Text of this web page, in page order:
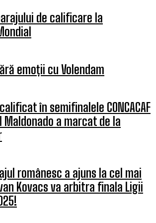
de calificare la
emoții cu Volendam
în semifinalele CONCACAF
Maldonado a marcat de la
românesc a ajuns la cel mai
Kovacs va arbitra finala Ligii